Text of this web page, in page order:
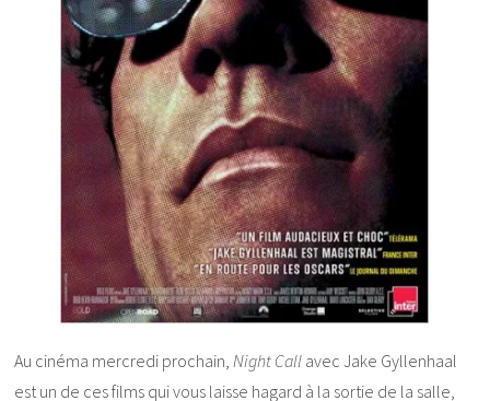
Au cinéma mercredi prochain,Night Call avec Jake Gyllenhaal
est un de ces films qui vous laisse hagard à la sortie de la salle,